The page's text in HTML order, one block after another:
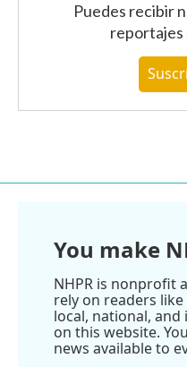
Puedes recibir
reportajes
You make
NHPR is nonprofit
rely on readers
local, national,
on this website.
news available to